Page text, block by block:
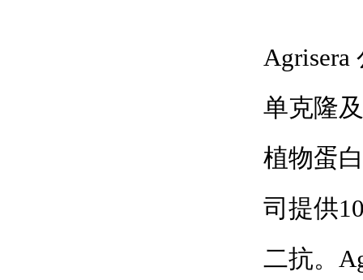
Agrisera
单克隆
植物蛋
司提供
二抗。